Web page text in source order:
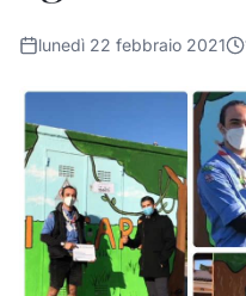
lunedì 22 febbraio 2021